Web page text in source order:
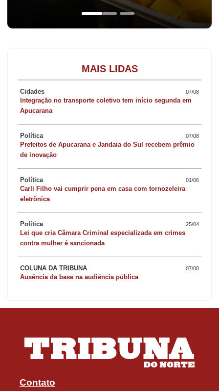
MAIS LIDAS
Cidades 07/08
Integração no transporte coletivo tem início segunda em
Apucarana
Política 07/08
Prefeitos de Apucarana e Jandaia do Sul recebem prêmio
de inovação
Política 01/06
Carli Filho vai cumprir pena em casa com tornozeleira
eletrônica
Política 25/04
Lei que cria Câmara Criminal especializada em crimes
contra mulher é sancionada
COLUNA DA TRIBUNA 07/08
Ausência da base na audiência pública
Contato